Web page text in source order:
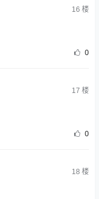
16 楼
0
17 楼
0
18 楼